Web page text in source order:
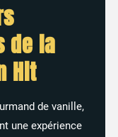
de la
Hit
de vanille,
une expérience